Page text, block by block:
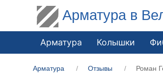
Арматура в
Арматура Колышки
Арматура Отзывы Роман